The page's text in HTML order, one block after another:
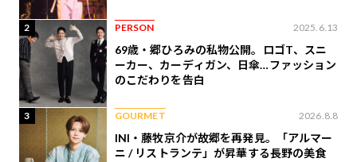
2 PERSON 2025.6.13
69歳・郷ひろみの私物公開。ロゴT、スニ
ーカー、カーディガン、日傘…ファッション
のこだわりを告白
3 GOURMET 2026.8.8
INI・藤牧京介が故郷を再発見。「アルマー
ニ / リストランテ」が昇華する長野の美食